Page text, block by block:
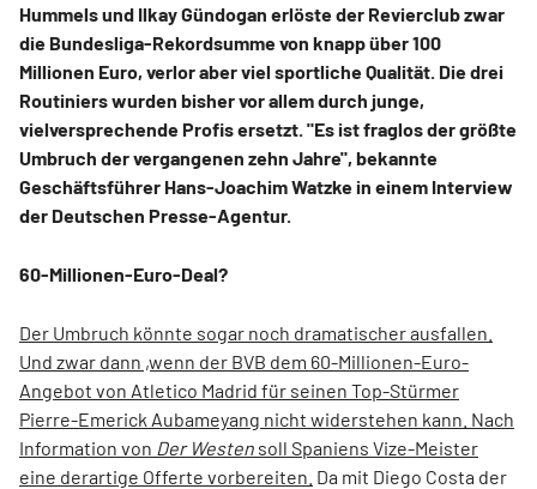
Hummels und Ilkay Gündogan erlöste der Revierclub zwar
die Bundesliga-Rekordsumme von knapp über 100
Millionen Euro, verlor aber viel sportliche Qualität. Die drei
Routiniers wurden bisher vor allem durch junge,
vielversprechende Profis ersetzt. "Es ist fraglos der größte
Umbruch der vergangenen zehn Jahre", bekannte
Geschäftsführer Hans-Joachim Watzke in einem Interview
der Deutschen Presse-Agentur.
60-Millionen-Euro-Deal?
Der Umbruch könnte sogar noch dramatischer ausfallen.
Und zwar dann ,wenn der BVB dem 60-Millionen-Euro-
Angebot von Atletico Madrid für seinen Top-Stürmer
Pierre-Emerick Aubameyang nicht widerstehen kann. Nach
Information von Der Westen soll Spaniens Vize-Meister
eine derartige Offerte vorbereiten. Da mit Diego Costa der